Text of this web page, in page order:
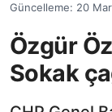
Güncelleme: 20
Özgür
Sokak